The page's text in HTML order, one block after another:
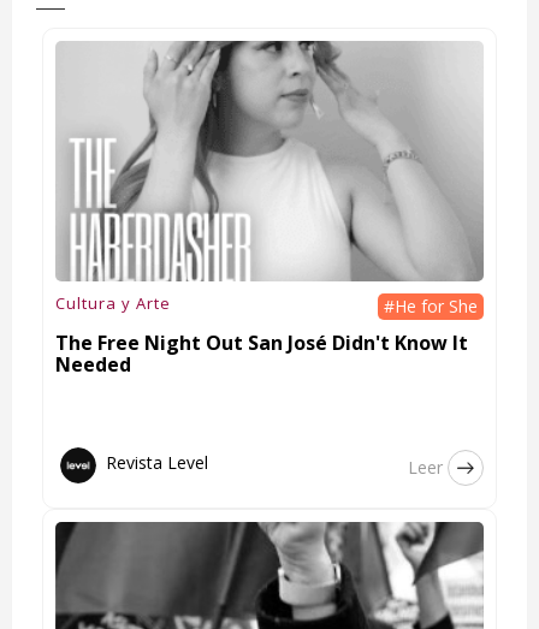
Cultura y Arte #He for She
The Free Night Out San José Didn't Know It
Needed
Revista Level Leer